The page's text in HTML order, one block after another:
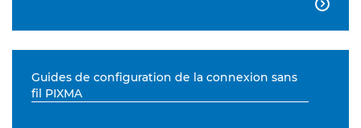

Guides de configuration de la connexion sans
fil PIXMA